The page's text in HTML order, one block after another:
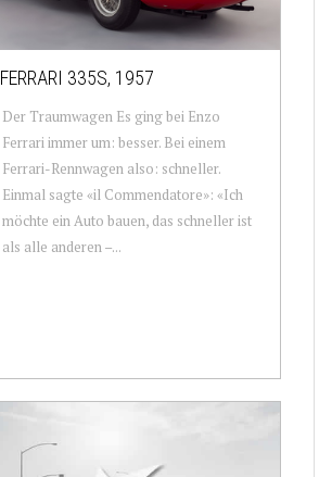
FERRARI 335S, 1957
Der Traumwagen Es ging bei Enzo
Ferrari immer um: besser. Bei einem
Ferrari-Rennwagen also: schneller.
Einmal sagte «il Commendatore»: «Ich
möchte ein Auto bauen, das schneller ist
als alle anderen –...